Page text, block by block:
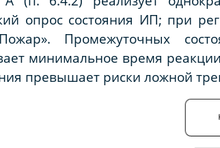
опрос состояния ИП; при
Промежуточных
минимальное время
превышает риски ложной